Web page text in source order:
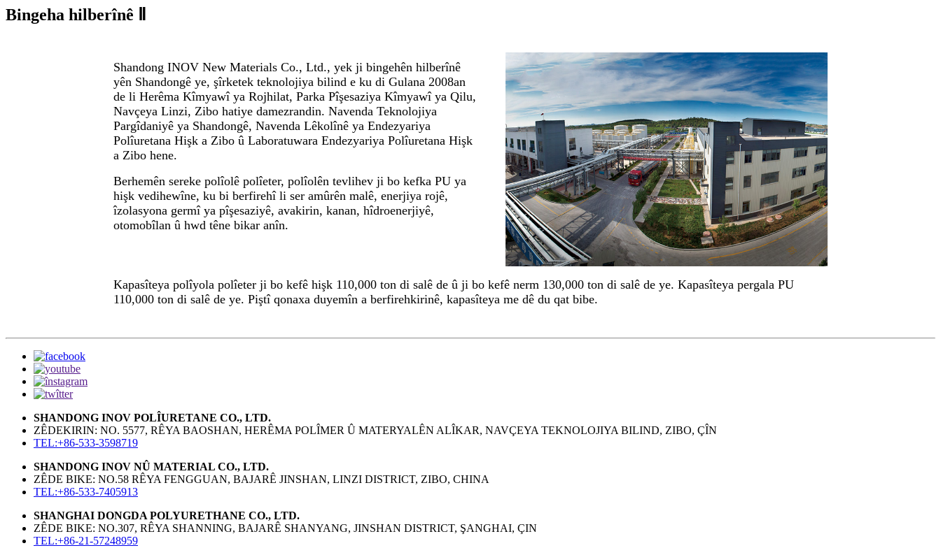
Bingeha hilberînê Ⅱ
Shandong INOV New Materials Co., Ltd., yek ji bingehên hilberînê
yên Shandongê ye, şîrketek teknolojiya bilind e ku di Gulana 2008an
de li Herêma Kîmyawî ya Rojhilat, Parka Pîşesaziya Kîmyawî ya Qilu,
Navçeya Linzi, Zibo hatiye damezrandin. Navenda Teknolojiya
Pargîdaniyê ya Shandongê, Navenda Lêkolînê ya Endezyariya
Polîuretana Hişk a Zibo û Laboratuwara Endezyariya Polîuretana Hişk
a Zibo hene.
Berhemên sereke polîolê polîeter, polîolên tevlihev ji bo kefka PU ya
hişk vedihewîne, ku bi berfirehî li ser amûrên malê, enerjiya rojê,
îzolasyona germî ya pîşesaziyê, avakirin, kanan, hîdroenerjiyê,
otomobîlan û hwd têne bikar anîn.
Kapasîteya polîyola polîeter ji bo kefê hişk 110,000 ton di salê de û ji bo kefê nerm 130,000 ton di salê de ye. Kapasîteya pergala PU
110,000 ton di salê de ye. Piştî qonaxa duyemîn a berfirehkirinê, kapasîteya me dê du qat bibe.
SHANDONG INOV POLÎURETANE CO., LTD.
ZÊDEKIRIN: NO. 5577, RÊYA BAOSHAN, HERÊMA POLÎMER Û MATERYALÊN ALÎKAR, NAVÇEYA TEKNOLOJIYA BILIND, ZIBO, ÇÎN
TEL:+86-533-3598719
SHANDONG INOV NÛ MATERIAL CO., LTD.
ZÊDE BIKE: NO.58 RÊYA FENGGUAN, BAJARÊ JINSHAN, LINZI DISTRICT, ZIBO, CHINA
TEL:+86-533-7405913
SHANGHAI DONGDA POLYURETHANE CO., LTD.
ZÊDE BIKE: NO.307, RÊYA SHANNING, BAJARÊ SHANYANG, JINSHAN DISTRICT, ŞANGHAI, ÇIN
TEL:+86-21-57248959